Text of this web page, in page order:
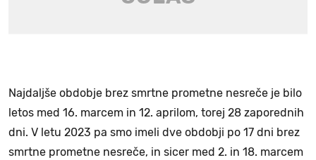
Najdaljše obdobje brez smrtne prometne nesreče je bilo
letos med 16. marcem in 12. aprilom, torej 28 zaporednih
dni. V letu 2023 pa smo imeli dve obdobji po 17 dni brez
smrtne prometne nesreče, in sicer med 2. in 18. marcem